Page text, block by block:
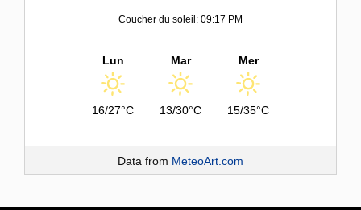
Coucher du soleil: 09:17 PM
Lun
16/27°C
Mar
13/30°C
Mer
15/35°C
Data from MeteoArt.com